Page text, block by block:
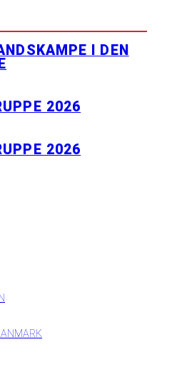
I DEN
2026
2026